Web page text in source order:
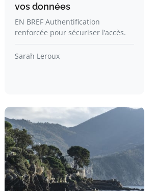
vos données
EN BREF Authentification
renforcée pour sécuriser l’accès.
Sarah Leroux